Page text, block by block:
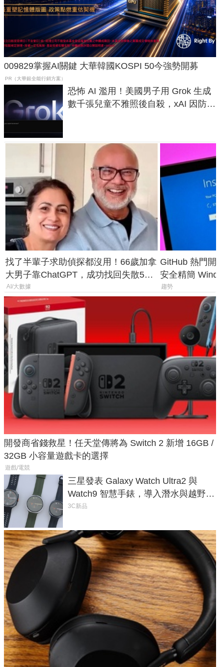
009829掌握AI關鍵 大華韓國KOSPI 50今強勢開募
PR（大華銀全能行銷方案）
恐怖 AI 濫用！美國男子用 Grok 生成
數千張兒童不雅照後自殺，xAI 因防護
找了半輩子求助偵探都沒用！66歲加拿
大男子靠ChatGPT，成功找回失散50
年家人
AI/大數據
GitHub 熱門開
安全精簡
後台追蹤
趨勢
開發商省錢救星！任天堂傳將為 Switch 2 新增 16GB /
32GB 小容量遊戲卡的選擇
遊戲/電競
三星發表 Galaxy Watch Ultra2 與
Watch9 智慧手錶，導入潛水與越野跑
導航功能
3C新品